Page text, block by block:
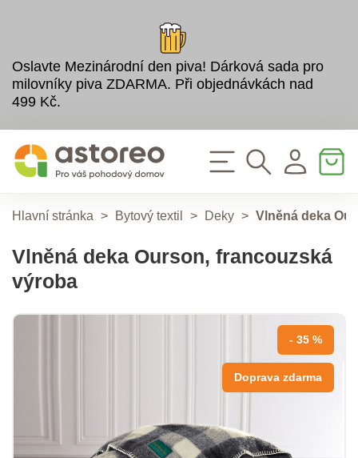
Oslavte Mezinárodní den piva! Dárková sada pro
milovníky piva ZDARMA. Při objednávkách nad
499 Kč.
Hlavní stránka > Bytový textil > Deky > Vlněná deka
Vlněná deka Ourson, francouzská
výroba
- 35 %
Doprava zdarma